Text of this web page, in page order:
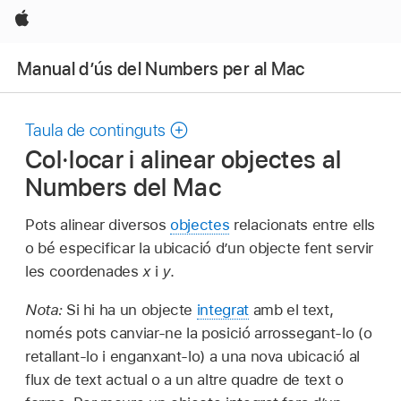
Apple
Manual d’ús del Numbers per al Mac
Taula de continguts
Col·locar i alinear objectes al
Numbers del Mac
Pots alinear diversosobjectes relacionats entre ells
o bé especificar la ubicació d’un objecte fent servir
les coordenades xi y.
Nota: Si hi ha un objecte integratamb el text,
només pots canviar‑ne la posició arrossegant‑lo (o
retallant‑lo i enganxant‑lo) a una nova ubicació al
flux de text actual o a un altre quadre de text o